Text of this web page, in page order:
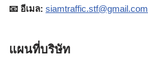
📧 อีเมล: siamtraffic.stf@gmail.com
แผนที่บริษัท